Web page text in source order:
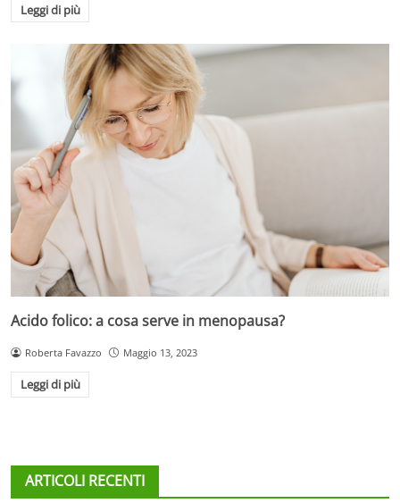
Leggi di più
Acido folico: a cosa serve in menopausa?
Roberta Favazzo Maggio 13, 2023
Leggi di più
ARTICOLI RECENTI